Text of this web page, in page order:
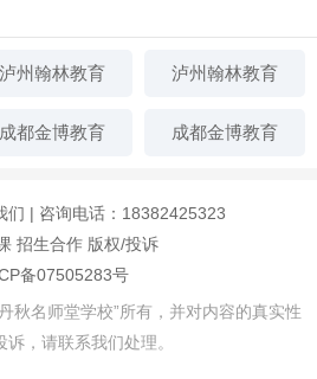
泸州翰林教育 泸州翰林教育
成都金博教育 成都金博教育
们 | 咨询电话：18382425323
招生合作 版权/投诉
备07505283号
秋名师堂学校”所有，并对内容的真实性
，请联系我们处理。